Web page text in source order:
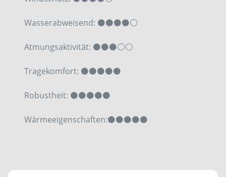
Wasserabweisend: ⚫⚫⚫⚫⚪
Atmungsaktivität: ⚫⚫⚫⚪⚪
Tragekomfort: ⚫⚫⚫⚫⚫
Robustheit: ⚫⚫⚫⚫⚫
Wärmeeigenschaften:⚫⚫⚫⚫⚫